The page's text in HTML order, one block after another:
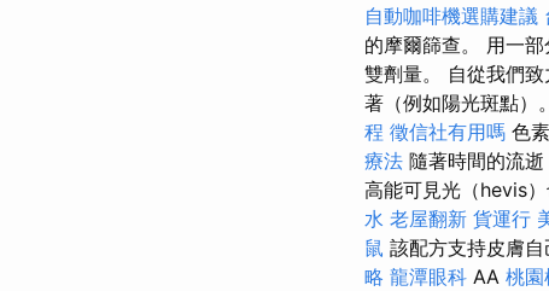
自動咖啡機選購建議
的摩爾篩查。 用一
雙劑量。 自從我們
著（例如陽光斑點）
程 徵信社有用嗎 色
療法 隨著時間的流
高能可見光（hevis
水 老屋翻新 貨運行
鼠 該配方支持皮膚
略 龍潭眼科 AA 桃園